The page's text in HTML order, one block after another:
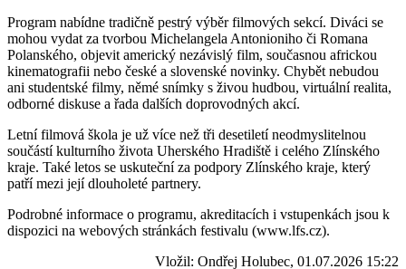
Program nabídne tradičně pestrý výběr filmových sekcí. Diváci se
mohou vydat za tvorbou Michelangela Antonioniho či Romana
Polanského, objevit americký nezávislý film, současnou africkou
kinematografii nebo české a slovenské novinky. Chybět nebudou
ani studentské filmy, němé snímky s živou hudbou, virtuální realita,
odborné diskuse a řada dalších doprovodných akcí.
Letní filmová škola je už více než tři desetiletí neodmyslitelnou
součástí kulturního života Uherského Hradiště i celého Zlínského
kraje. Také letos se uskuteční za podpory Zlínského kraje, který
patří mezi její dlouholeté partnery.
Podrobné informace o programu, akreditacích i vstupenkách jsou k
dispozici na webových stránkách festivalu (www.lfs.cz).
Vložil: Ondřej Holubec, 01.07.2026 15:22